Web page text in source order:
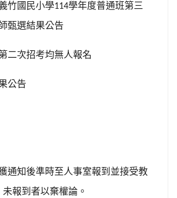
竹國民小學114學年度普通班第三
甄選結果公告
二次招考均無人報名
公告
通知後準時至人事室報到並接受教
未報到者以棄權論。